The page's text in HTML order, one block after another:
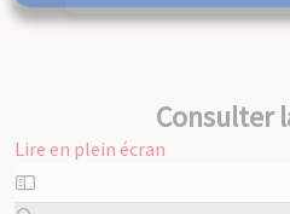
Consulter
Lire en plein écran
Aller
au